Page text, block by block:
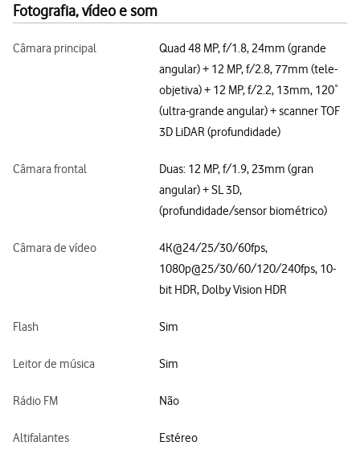
Fotografia, vídeo e som
Câmara principal
Quad 48 MP, f/1.8, 24mm (grande
angular) + 12 MP, f/2.8, 77mm (tele-
objetiva) + 12 MP, f/2.2, 13mm, 120˚
(ultra-grande angular) + scanner TOF
3D LiDAR (profundidade)
Câmara frontal
Duas: 12 MP, f/1.9, 23mm (gran
angular) + SL 3D,
(profundidade/sensor biométrico)
Câmara de vídeo
4K@24/25/30/60fps,
1080p@25/30/60/120/240fps, 10-
bit HDR, Dolby Vision HDR
Flash Sim
Leitor de música Sim
Rádio FM Não
Altifalantes Estéreo